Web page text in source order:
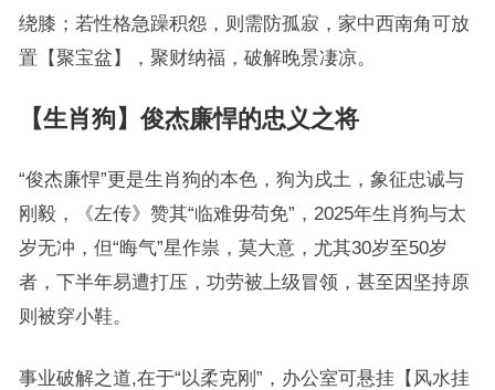
绕膝；若性格急躁积怨，则需防孤寂，家中西南角可放
置【聚宝盆】，聚财纳福，破解晚景凄凉。
【生肖狗】俊杰廉悍的忠义之将
“俊杰廉悍”更是生肖狗的本色，狗为戌土，象征忠诚与
刚毅，《左传》赞其“临难毋苟免”，2025年生肖狗与太
岁无冲，但“晦气”星作祟，莫大意，尤其30岁至50岁
者，下半年易遭打压，功劳被上级冒领，甚至因坚持原
则被穿小鞋。
事业破解之道,在于“以柔克刚”，办公室可悬挂【风水挂